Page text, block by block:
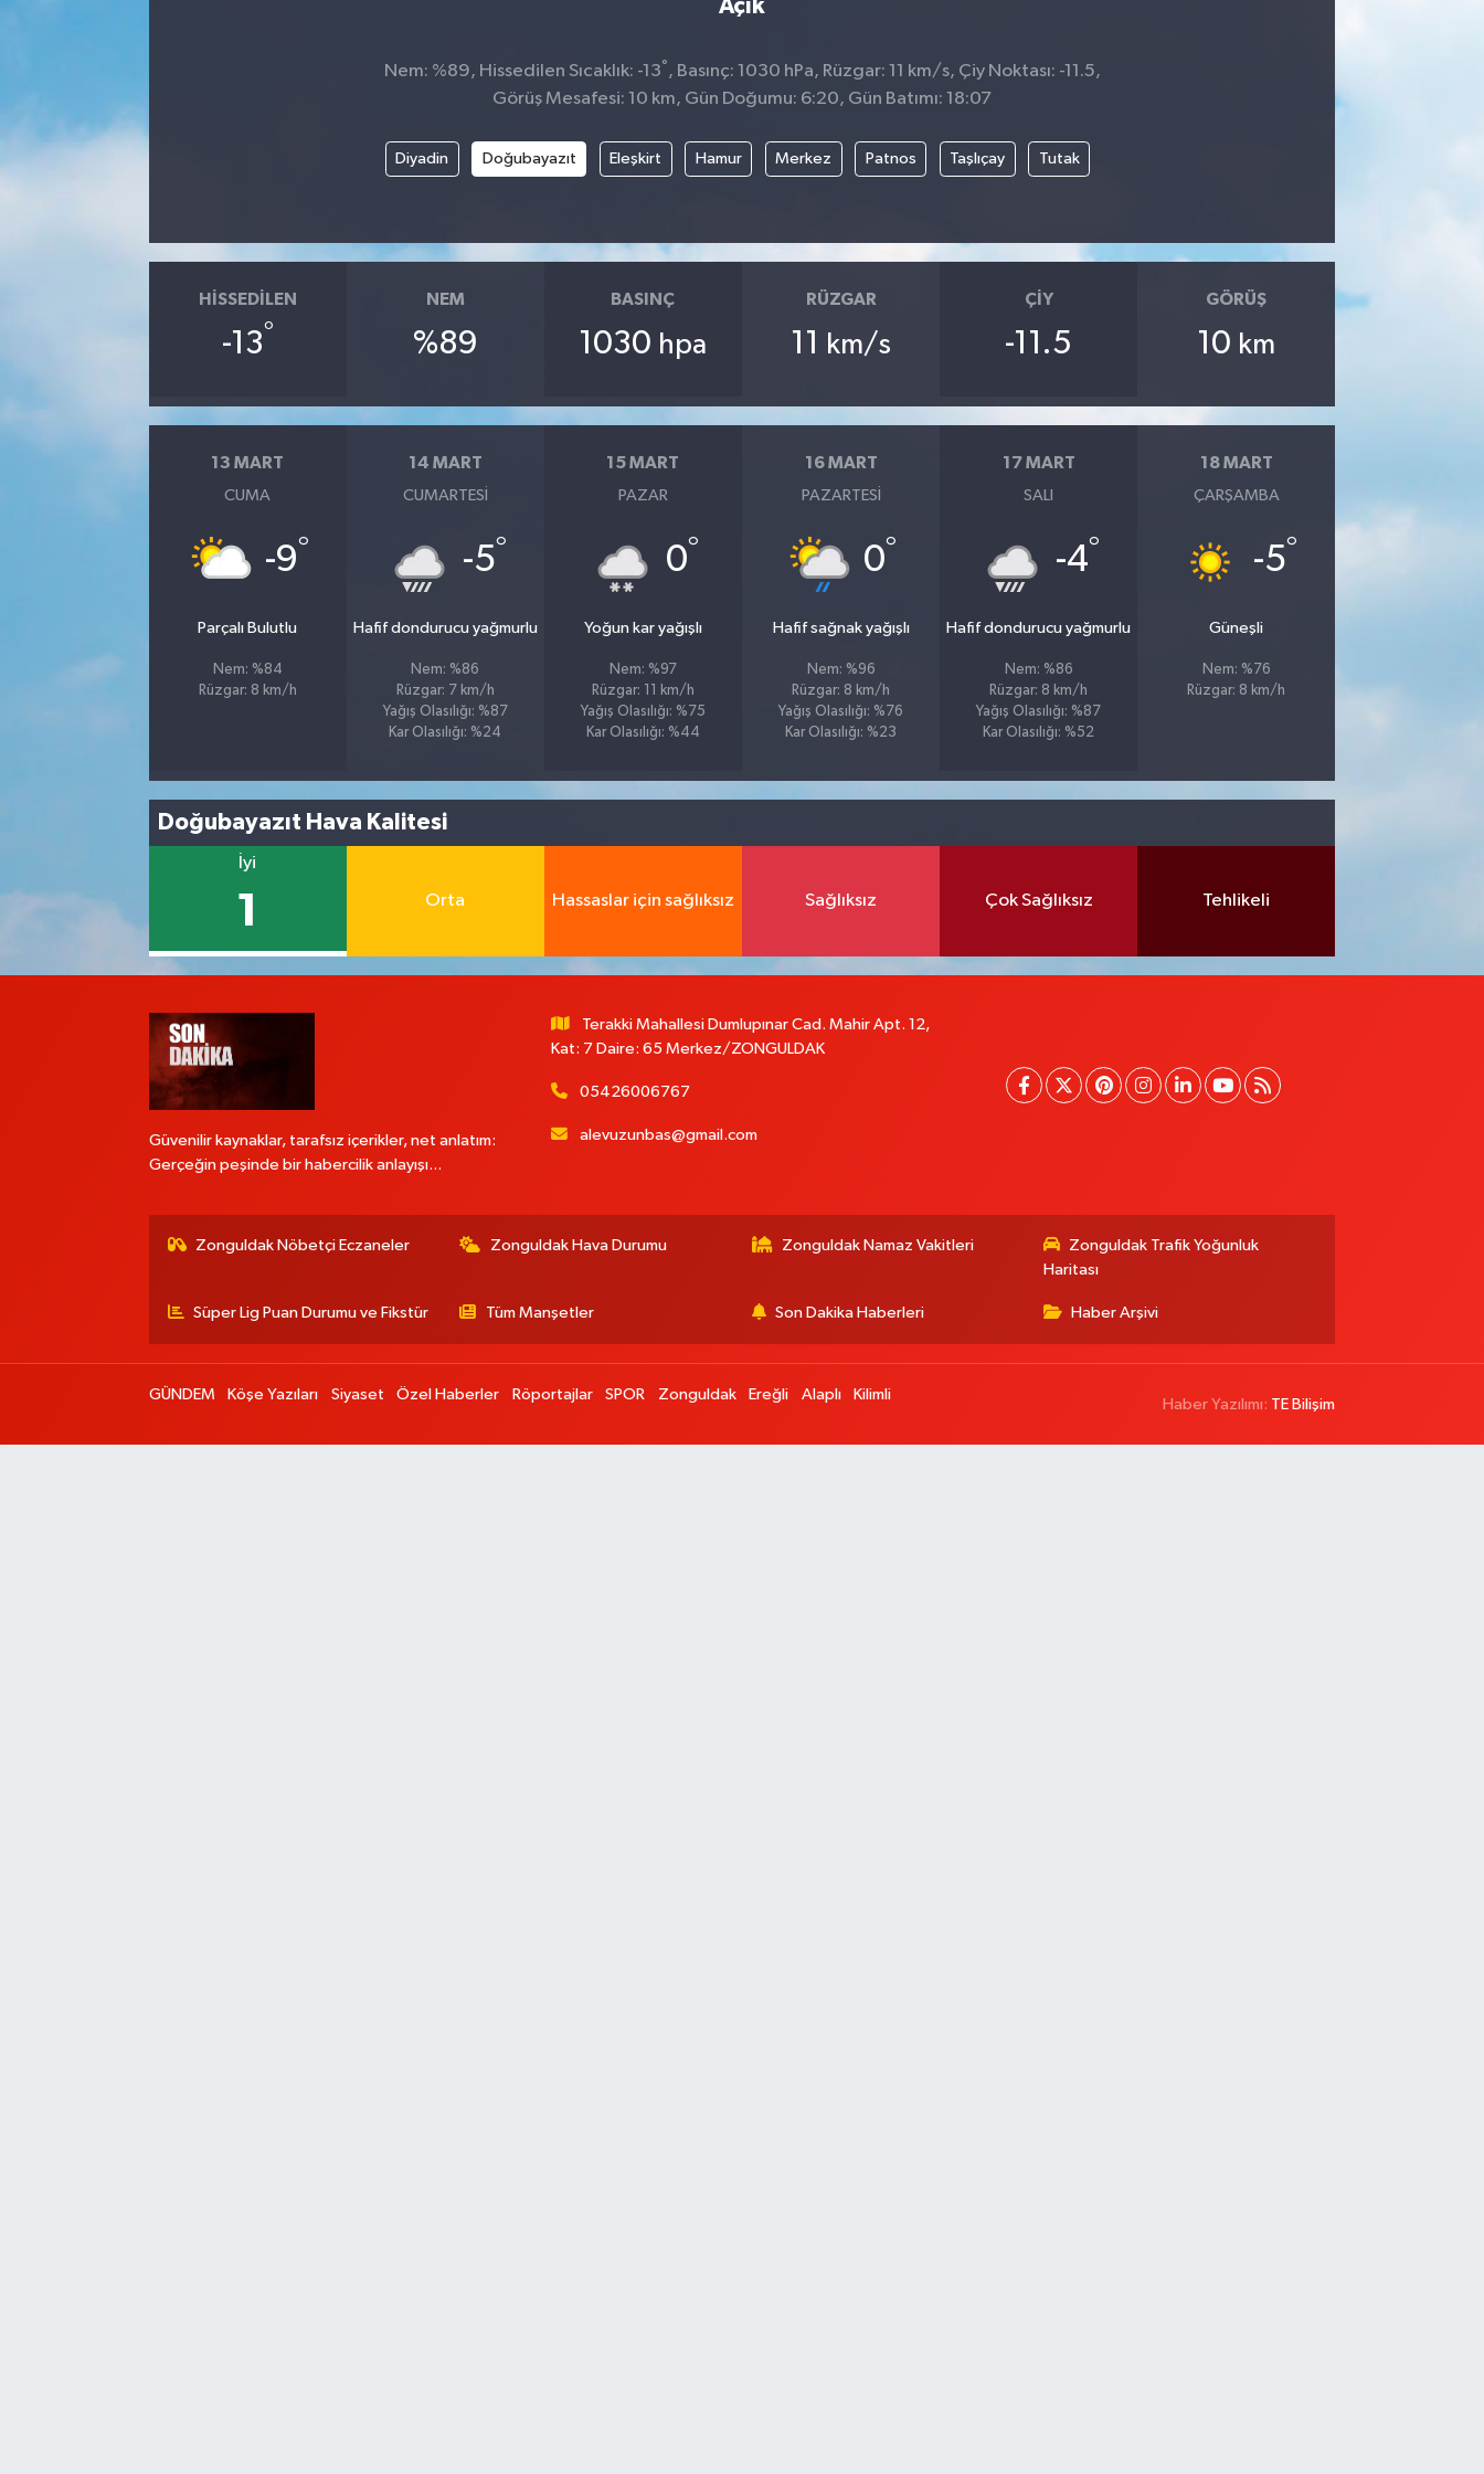
Açık
Nem: %89, Hissedilen Sıcaklık: -13° , Basınç: 1030 hPa, Rüzgar: 11 km/s, Çiy Noktası: -11.5,
Görüş Mesafesi: 10 km, Gün Doğumu: 6:20, Gün Batımı: 18:07
Diyadin Doğubayazıt Eleşkirt Hamur Merkez Patnos Taşlıçay Tutak
HISSEDILEN
-13°
NEM
%89
BASINÇ
1030 hpa
RÜZGAR
11 km/s
ÇIY
-11.5
GÖRÜŞ
10 km
13 MART
CUMA
-9°
Parçalı Bulutlu
Nem: %84
Rüzgar: 8 km/h
14 MART
CUMARTESI
-5°
Hafif dondurucu yağmurlu
Nem: %86
Rüzgar: 7 km/h
Yağış Olasılığı: %87
Kar Olasılığı: %24
15 MART
PAZAR
0°
Yoğun kar yağışlı
Nem: %97
Rüzgar: 11 km/h
Yağış Olasılığı: %75
Kar Olasılığı: %44
16 MART
PAZARTESI
0°
Hafif sağnak yağışlı
Nem: %96
Rüzgar: 8 km/h
Yağış Olasılığı: %76
Kar Olasılığı: %23
17 MART
SALI
-4°
Hafif dondurucu yağmurlu
Nem: %86
Rüzgar: 8 km/h
Yağış Olasılığı: %87
Kar Olasılığı: %52
18 MART
ÇARŞAMBA
-5°
Güneşli
Nem: %76
Rüzgar: 8 km/h
Doğubayazıt Hava Kalitesi
İyi
1 Orta Hassaslar için sağlıksız Sağlıksız Çok Sağlıksız Tehlikeli
Güvenilir kaynaklar, tarafsız içerikler, net anlatım:
Gerçeğin peşinde bir habercilik anlayışı...
Terakki Mahallesi Dumlupınar Cad. Mahir Apt. 12,
Kat: 7 Daire: 65 Merkez/ZONGULDAK
05426006767
alevuzunbas@gmail.com
Zonguldak Nöbetçi Eczaneler Zonguldak Hava Durumu Zonguldak Namaz Vakitleri
Zonguldak Trafik Yoğunluk
Haritası
Süper Lig Puan Durumu ve Fikstür Tüm Manşetler Son Dakika Haberleri Haber Arşivi
GÜNDEM Köşe Yazıları Siyaset Özel Haberler Röportajlar SPOR Zonguldak Ereğli Alaplı Kilimli
Haber Yazılımı: TE Bilişim
YAŞAM